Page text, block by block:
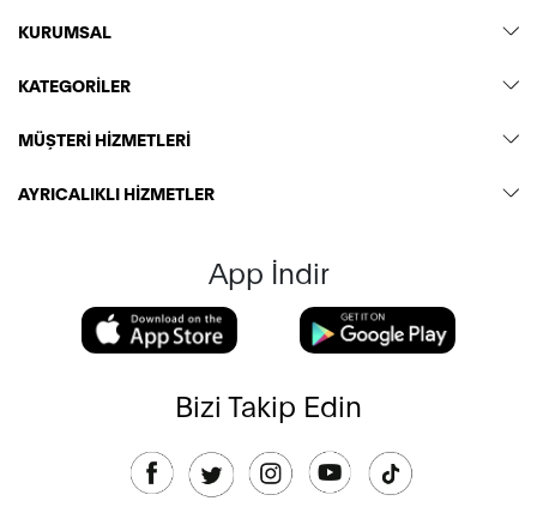
KURUMSAL
KATEGORİLER
MÜŞTERİ HİZMETLERİ
AYRICALIKLI HİZMETLER
App İndir
Bizi Takip Edin